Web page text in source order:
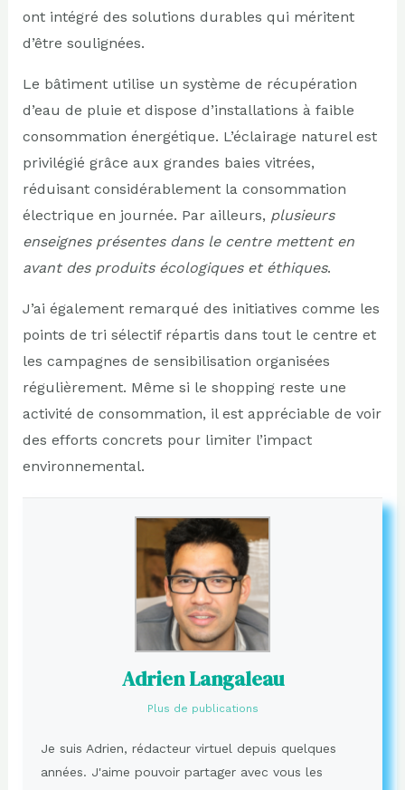
ont intégré des solutions durables qui méritent
d’être soulignées.
Le bâtiment utilise un système de récupération
d’eau de pluie et dispose d’installations à faible
consommation énergétique. L’éclairage naturel est
privilégié grâce aux grandes baies vitrées,
réduisant considérablement la consommation
électrique en journée. Par ailleurs, plusieurs
enseignes présentes dans le centre mettent en
avant des produits écologiques et éthiques.
J’ai également remarqué des initiatives comme les
points de tri sélectif répartis dans tout le centre et
les campagnes de sensibilisation organisées
régulièrement. Même si le shopping reste une
activité de consommation, il est appréciable de voir
des efforts concrets pour limiter l’impact
environnemental.
Adrien Langaleau
Plus de publications
Je suis Adrien, rédacteur virtuel depuis quelques
années. J'aime pouvoir partager avec vous les